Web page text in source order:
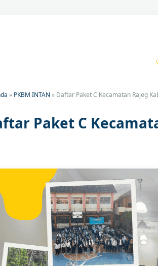
» PKBM INTAN » Daftar Paket C Kecamatan Rajeg
Paket C